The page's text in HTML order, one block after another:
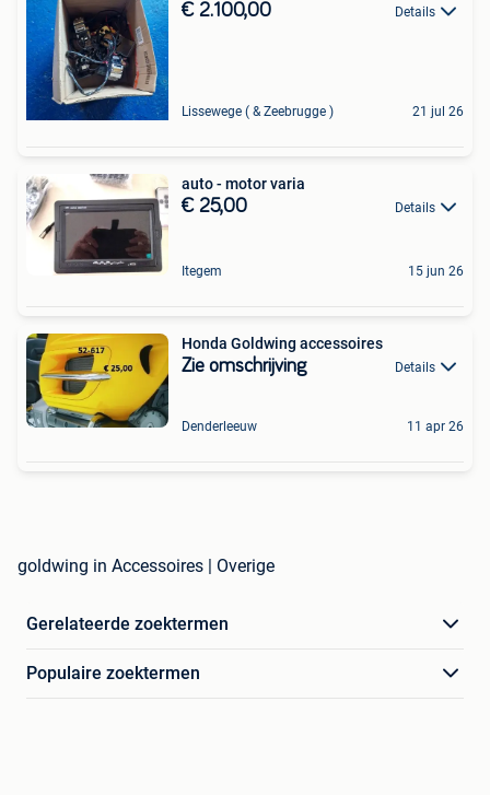
€ 2.100,00 Details
Lissewege ( & Zeebrugge ) 21 jul 26
auto - motor varia
€ 25,00 Details
Itegem 15 jun 26
Honda Goldwing accessoires
Zie omschrijving Details
Denderleeuw 11 apr 26
goldwing in Accessoires | Overige
Gerelateerde zoektermen
Populaire zoektermen